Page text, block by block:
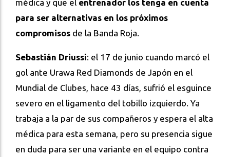
médica y que el entrenador los tenga en cuenta
para ser alternativas en los próximos
compromisos de la Banda Roja.
Sebastián Driussi: el 17 de junio cuando marcó el
gol ante Urawa Red Diamonds de Japón en el
Mundial de Clubes, hace 43 días, sufrió el esguince
severo en el ligamento del tobillo izquierdo. Ya
trabaja a la par de sus compañeros y espera el alta
médica para esta semana, pero su presencia sigue
en duda para ser una variante en el equipo contra